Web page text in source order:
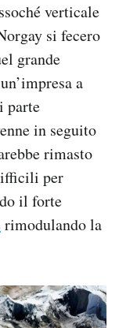
verticale
si fecero
grande
a
parte
in seguito
rimasto
per
il forte
rimodulando la